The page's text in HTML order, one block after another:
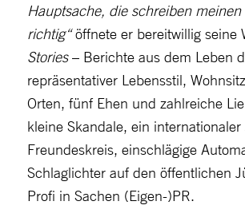
Hauptsache, die schreiben
richtig“öffnete er bereitwillig seine
Stories– Berichte aus dem Leben
repräsentativer Lebensstil,
Orten, fünf Ehen und zahlreiche
kleine Skandale, ein internationaler
Freundeskreis, einschlägige
Schlaglichter auf den öffentlichen
Profi in Sachen (Eigen-)PR.